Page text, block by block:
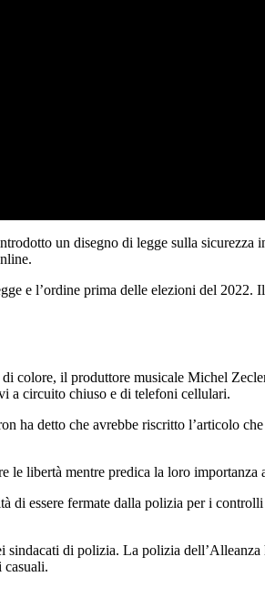
un disegno di legge sulla
e l’ordine prima delle elezioni del 2022.
colore, il produttore musicale Michel
a circuito chiuso e di telefoni cellulari.
ha detto che avrebbe riscritto l’articolo
le libertà mentre predica la loro importanza
essere fermate dalla polizia per i
sindacati di polizia. La polizia
casuali.